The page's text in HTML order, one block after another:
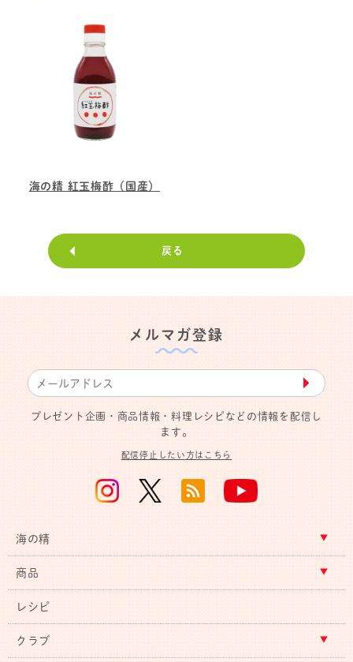
海の精 紅玉梅酢（国産）
戻る
メルマガ登録
▶︎
プレゼント企画・商品情報・料理レシピなどの情報を配信し
ます。
配信停止したい方はこちら
海の精
商品
レシピ
クラブ